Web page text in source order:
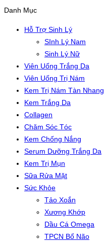
Danh Mục
Hỗ Trợ Sinh Lý
SInh Lý Nam
Sinh Lý Nữ
Viên Uống Trắng Da
Viên Uống Trị Nám
Kem Trị Nám Tàn Nhang
Kem Trắng Da
Collagen
Chăm Sóc Tóc
Kem Chống Nắng
Serum Dưỡng Trắng Da
Kem Trị Mụn
Sữa Rửa Mặt
Sức Khỏe
Tảo Xoắn
Xương Khớp
Dầu Cá Omega
TPCN Bổ Não